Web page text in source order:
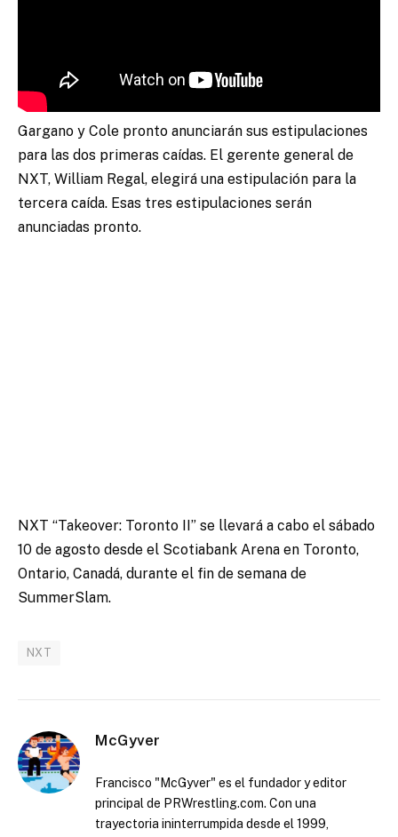
Gargano y Cole pronto anunciarán sus estipulaciones
para las dos primeras caídas. El gerente general de
NXT, William Regal, elegirá una estipulación para la
tercera caída. Esas tres estipulaciones serán
anunciadas pronto.
NXT “Takeover: Toronto II” se llevará a cabo el sábado
10 de agosto desde el Scotiabank Arena en Toronto,
Ontario, Canadá, durante el fin de semana de
SummerSlam.
NXT
McGyver
Francisco "McGyver" es el fundador y editor
principal de PRWrestling.com. Con una
trayectoria ininterrumpida desde el 1999,